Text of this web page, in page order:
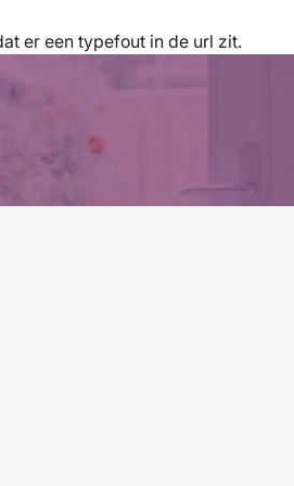
er een typefout in de url zit.